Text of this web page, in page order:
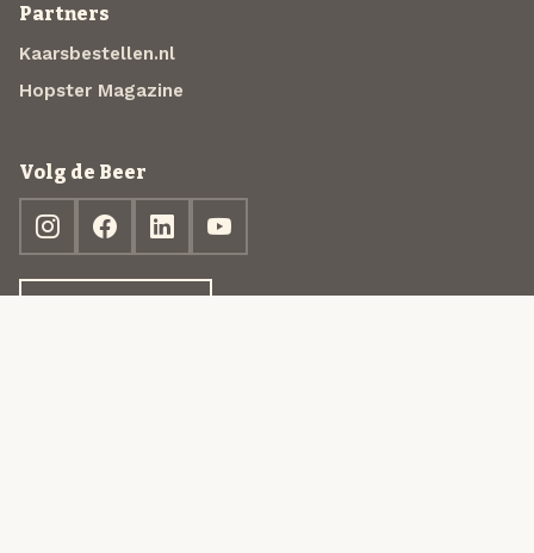
Partners
Kaarsbestellen.nl
Hopster Magazine
Volg de Beer